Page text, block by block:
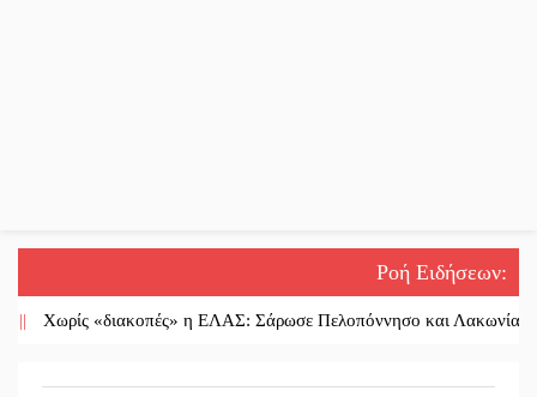
Ροή Ειδήσεων:
Χωρίς «διακοπές» η ΕΛΑΣ: Σάρωσε Πελοπόννησο και Λακωνία ||